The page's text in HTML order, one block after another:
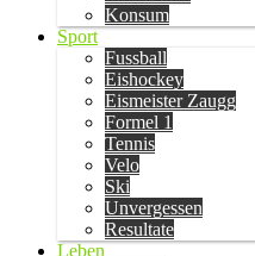
Konsum
Sport
Fussball
Eishockey
Eismeister Zaugg
Formel 1
Tennis
Velo
Ski
Unvergessen
Resultate
Leben